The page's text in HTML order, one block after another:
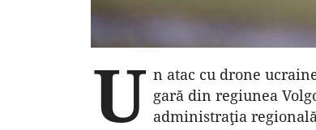
U n atac cu drone
gară din regiunea
administraţia